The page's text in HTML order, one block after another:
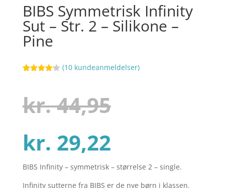
BIBS Symmetrisk Infinity
Sut – Str. 2 – Silikone –
Pine
baseret
på
kundebedø
(10 kundeanmeldelser)
kr.44,95
pris
kr. 29,22Den
aktuelle
BIBS Infinity – symmetrisk – størrelse 2 – single.
Infinity sutterne fra BIBS er de nye børn i klassen.